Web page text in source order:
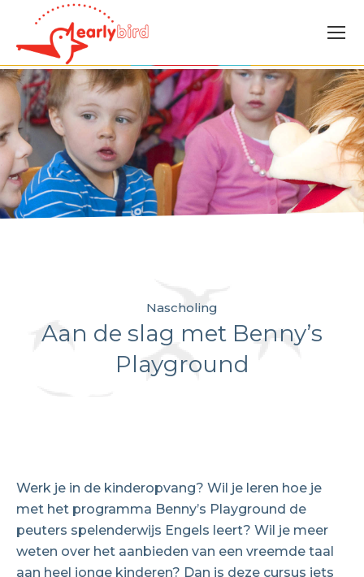
Nascholing
Aan de slag met Benny’s
Playground
Werk je in de kinderopvang? Wil je leren hoe je
met het programma Benny’s Playground de
peuters spelenderwijs Engels leert? Wil je meer
weten over het aanbieden van een vreemde taal
aan heel jonge kinderen? Dan is deze cursus iets